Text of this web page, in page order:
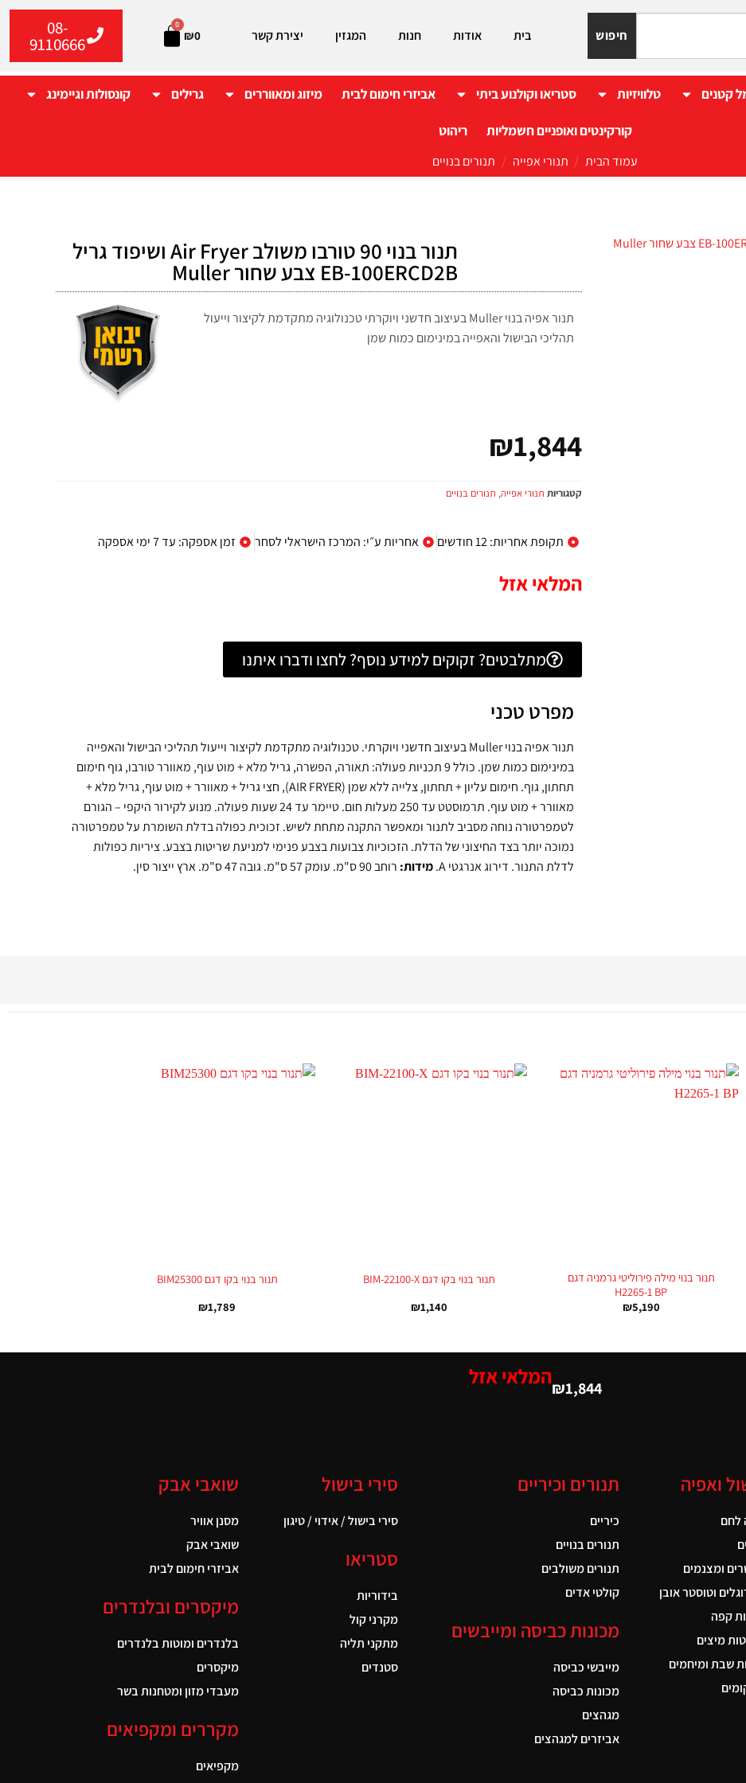
חיפוש בית אודות חנות המגזין יצירת קשר ₪0
0
08-
9110666
קטנים טלוויזיות סטריאו וקולנוע ביתי אביזרי חימום לבית מיזוג ומאווררים גרילים קונסולות וגיימינג
קורקינטים ואופניים חשמליות ריהוט
עמוד הבית / תנורי אפייה / תנורים בנויים
תנור בנוי 90 טורבו משולב Air Fryer ושיפוד גריל
EB-100ERCD2B צבע שחור Muller
תנור אפיה בנוי Muller בעיצוב חדשני ויוקרתי טכנולוגיה מתקדמת לקיצור וייעול
תהליכי הבישול והאפייה במינימום כמות שמן
₪1,844
קטגוריות תנורי אפייה, תנורים בנויים
תקופת אחריות: 12 חודשים אחריות ע״י: המרכז הישראלי לסחר זמן אספקה: עד 7 ימי אספקה
המלאי אזל
מתלבטים? זקוקים למידע נוסף? לחצו ודברו איתנו
מפרט טכני
תנור אפיה בנוי Muller בעיצוב חדשני ויוקרתי. טכנולוגיה מתקדמת לקיצור וייעול תהליכי הבישול והאפייה
במינימום כמות שמן. כולל 9 תכניות פעולה: תאורה, הפשרה, גריל מלא + מוט עוף, מאוורר טורבו, גוף חימום
תחתון, גוף. חימום עליון + תחתון, צלייה ללא שמן (AIR FRYER), חצי גריל + מאוורר + מוט עוף, גריל מלא +
מאוורר + מוט עוף. תרמוסטט עד 250 מעלות חום. טיימר עד 24 שעות פעולה. מנוע לקירור היקפי – הגורם
לטמפרטורה נוחה מסביב לתנור ומאפשר התקנה מתחת לשיש. זכוכית כפולה בדלת השומרת על טמפרטורה
נמוכה יותר בצד החיצוני של הדלת. הזכוכיות צבועות בצבע פנימי למניעת שריטות בצבע. ציריות כפולות
לדלת התנור. דירוג אנרגטי A.
מידות: רוחב 90 ס"מ. עומק 57 ס"מ. גובה 47 ס"מ. ארץ ייצור סין.
תנור בנוי מילה פירוליטי גרמניה דגם
H2265-1 BP
₪5,190
תנור בנוי בקו דגם BIM-22100-X
₪1,140
תנור בנוי בקו דגם BIM25300
₪1,789
₪1,844 המלאי אזל
ואפיה
לחם
ומצנמים
וטוסטר אובן
קפה
מיצים
שבת ומיחמים
תנורים וכיריים
כיריים
תנורים בנויים
תנורים משולבים
קולטי אדים
מכונות כביסה ומייבשים
מייבשי כביסה
מכונות כביסה
מגהצים
אביזרים למגהצים
סירי בישול
סירי בישול / אידוי / טיגון
סטריאו
בידוריות
מקרני קול
מתקני תליה
סטנדים
שואבי אבק
מסנן אוויר
שואבי אבק
אביזרי חימום לבית
מיקסרים ובלנדרים
בלנדרים ומוטות בלנדרים
מיקסרים
מעבדי מזון ומטחנות בשר
מקררים ומקפיאים
מקפיאים